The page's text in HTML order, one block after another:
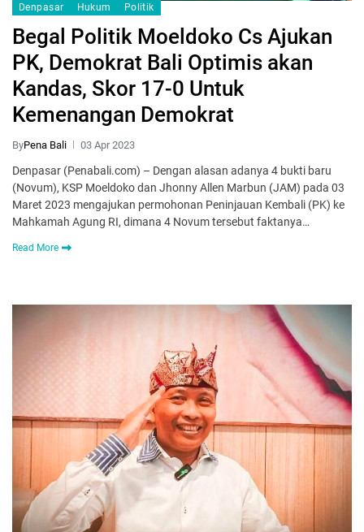
Denpasar Hukum Politik
Begal Politik Moeldoko Cs Ajukan
PK, Demokrat Bali Optimis akan
Kandas, Skor 17-0 Untuk
Kemenangan Demokrat
ByPena Bali 03 Apr 2023
Denpasar (Penabali.com) – Dengan alasan adanya 4 bukti baru
(Novum), KSP Moeldoko dan Jhonny Allen Marbun (JAM) pada 03
Maret 2023 mengajukan permohonan Peninjauan Kembali (PK) ke
Mahkamah Agung RI, dimana 4 Novum tersebut faktanya…
Read More